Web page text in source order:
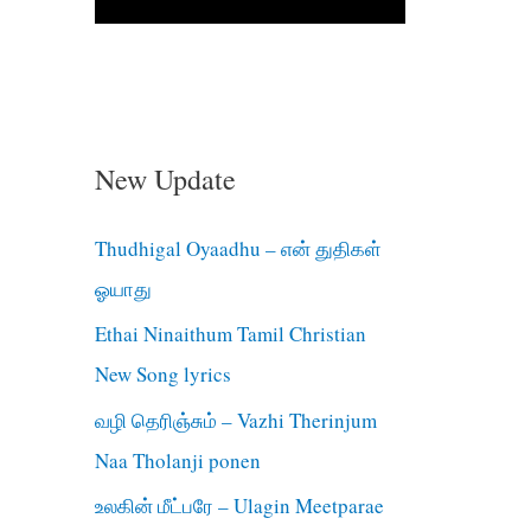
New Update
Thudhigal Oyaadhu – என் துதிகள்
ஓயாது
Ethai Ninaithum Tamil Christian
New Song lyrics
வழி தெரிஞ்சும் – Vazhi Therinjum
Naa Tholanji ponen
உலகின் மீட்பரே – Ulagin Meetparae